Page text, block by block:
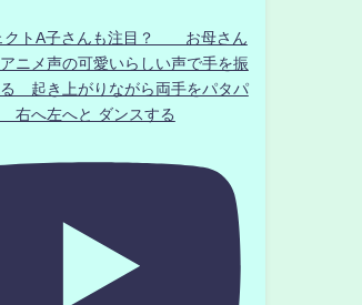
クトA子さんも注目？ お母さん
ニメ声の可愛いらしい声で手を振
る 起き上がりながら両手をパタパ
右へ左へと ダンスする